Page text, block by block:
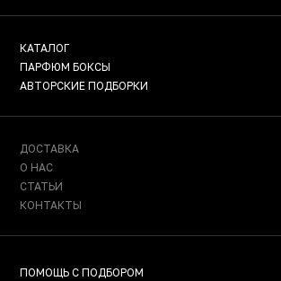
КАТАЛОГ
ПАРФЮМ БОКСЫ
АВТОРСКИЕ ПОДБОРКИ
ДОСТАВКА
О НАС
СТАТЬИ
КОНТАКТЫ
ПОМОЩЬ С ПОДБОРОМ